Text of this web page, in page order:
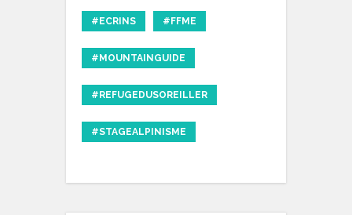
#ECRINS #FFME
#MOUNTAINGUIDE
#REFUGEDUSOREILLER
#STAGEALPINISME